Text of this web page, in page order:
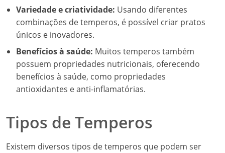
Variedade e criatividade: Usando diferentes
combinações de temperos, é possível criar pratos
únicos e inovadores.
Benefícios à saúde: Muitos temperos também
possuem propriedades nutricionais, oferecendo
benefícios à saúde, como propriedades
antioxidantes e anti-inflamatórias.
Tipos de Temperos
Existem diversos tipos de temperos que podem ser